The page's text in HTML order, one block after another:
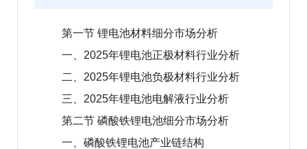
第一节 锂电池材料细分市场分析
一、2025年锂电池正极材料行业分析
二、2025年锂电池负极材料行业分析
三、2025年锂电池电解液行业分析
第二节 磷酸铁锂电池细分市场分析
一、磷酸铁锂电池产业链结构